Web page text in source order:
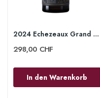
2024 Echezeaux Grand Cru 75 cl - Lucien le Moine
298,00 CHF
In den Warenkorb